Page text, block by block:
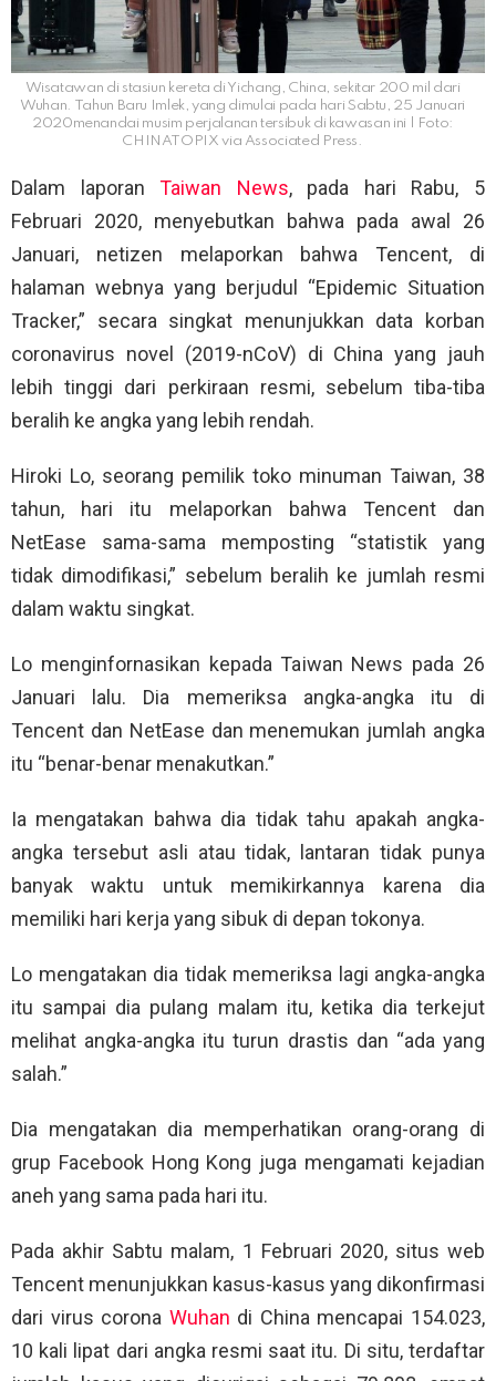
Wisatawan di stasiun kereta di Yichang, China, sekitar 200 mil dari
Wuhan. Tahun Baru Imlek, yang dimulai pada hari Sabtu, 25 Januari
2020menandai musim perjalanan tersibuk di kawasan ini | Foto:
CHINATOPIX via Associated Press.
Dalam laporanTaiwan News, pada hari Rabu, 5
Februari 2020, menyebutkan bahwa pada awal 26
Januari, netizen melaporkan bahwa Tencent, di
halaman webnya yang berjudul “Epidemic Situation
Tracker,” secara singkat menunjukkan data korban
coronavirus novel (2019-nCoV) di China yang jauh
lebih tinggi dari perkiraan resmi, sebelum tiba-tiba
beralih ke angka yang lebih rendah.
Hiroki Lo, seorang pemilik toko minuman Taiwan, 38
tahun, hari itu melaporkan bahwa Tencent dan
NetEase sama-sama memposting “statistik yang
tidak dimodifikasi,” sebelum beralih ke jumlah resmi
dalam waktu singkat.
Lo menginfornasikan kepada Taiwan News pada 26
Januari lalu. Dia memeriksa angka-angka itu di
Tencent dan NetEase dan menemukan jumlah angka
itu “benar-benar menakutkan.”
Ia mengatakan bahwa dia tidak tahu apakah angka-
angka tersebut asli atau tidak, lantaran tidak punya
banyak waktu untuk memikirkannya karena dia
memiliki hari kerja yang sibuk di depan tokonya.
Lo mengatakan dia tidak memeriksa lagi angka-angka
itu sampai dia pulang malam itu, ketika dia terkejut
melihat angka-angka itu turun drastis dan “ada yang
salah.”
Dia mengatakan dia memperhatikan orang-orang di
grup Facebook Hong Kong juga mengamati kejadian
aneh yang sama pada hari itu.
Pada akhir Sabtu malam, 1 Februari 2020, situs web
Tencent menunjukkan kasus-kasus yang dikonfirmasi
dari virus corona Wuhan di China mencapai 154.023,
10 kali lipat dari angka resmi saat itu. Di situ, terdaftar